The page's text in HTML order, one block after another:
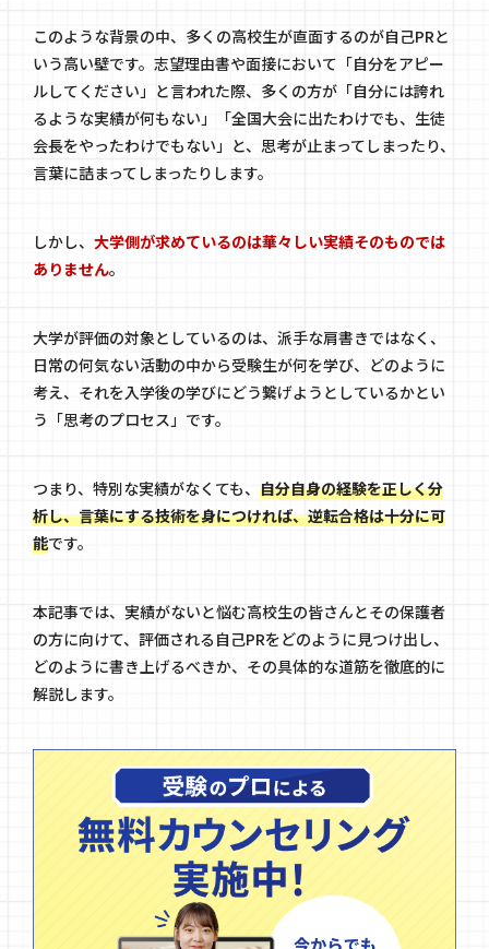
このような背景の中、多くの高校生が直面するのが自己PRと
いう高い壁です。志望理由書や面接において「自分をアピー
ルしてください」と言われた際、多くの方が「自分には誇れ
るような実績が何もない」「全国大会に出たわけでも、生徒
会長をやったわけでもない」と、思考が止まってしまったり、
言葉に詰まってしまったりします。
しかし、 大学側が求めているのは華々しい実績そのものでは
ありません。
大学が評価の対象としているのは、派手な肩書きではなく、
日常の何気ない活動の中から受験生が何を学び、どのように
考え、それを入学後の学びにどう繋げようとしているかとい
う「思考のプロセス」です。
つまり、特別な実績がなくても、 自分自身の経験を正しく分
析し、言葉にする技術を身につければ、逆転合格は十分に可
能です。
本記事では、実績がないと悩む高校生の皆さんとその保護者
の方に向けて、評価される自己PRをどのように見つけ出し、
どのように書き上げるべきか、その具体的な道筋を徹底的に
解説します。